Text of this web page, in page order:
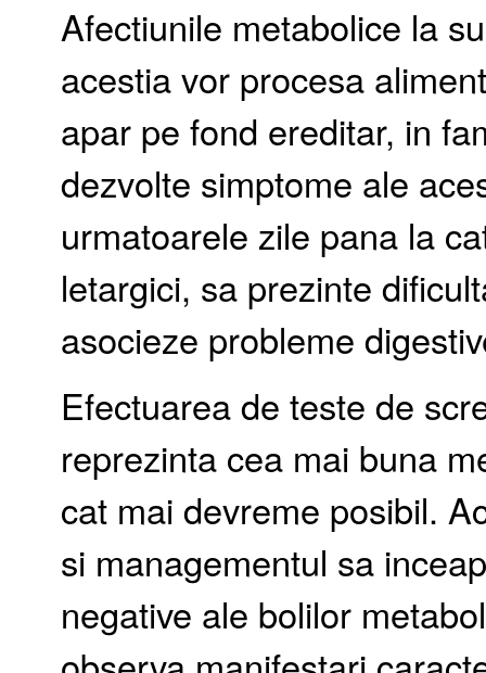
Afectiunile metabolice la
acestia vor procesa
apar pe fond ereditar, in
dezvolte simptome ale
urmatoarele zile pana la
letargici, sa prezinte
asocieze probleme
Efectuarea de teste de
reprezinta cea mai buna
cat mai devreme posibil.
si managementul sa
negative ale bolilor